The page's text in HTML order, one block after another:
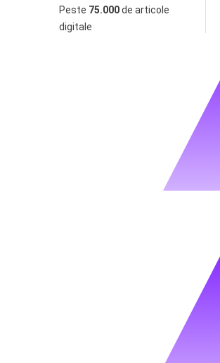
Peste 75.000de articole
digitale